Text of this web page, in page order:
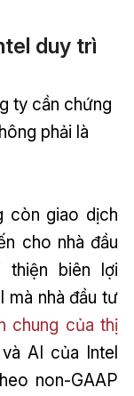
duy trì
ty cần chứng
phải là
còn giao dịch
cho nhà đầu
thiện biên lợi
mà nhà đầu tư
chung của thị
AI của Intel
non-GAAP